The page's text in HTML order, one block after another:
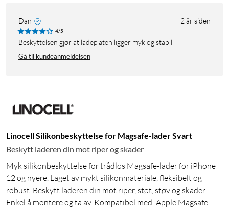
Dan 2 år siden
4/5
Beskyttelsen gjør at ladeplaten ligger myk og stabil
Gå til kundeanmeldelsen
Linocell Silikonbeskyttelse for Magsafe-lader Svart
Beskytt laderen din mot riper og skader
Myk silikonbeskyttelse for trådløs Magsafe-lader for iPhone
12 og nyere. Laget av mykt silikonmateriale, fleksibelt og
robust. Beskytt laderen din mot riper, støt, støv og skader.
Enkel å montere og ta av. Kompatibel med: Apple Magsafe-